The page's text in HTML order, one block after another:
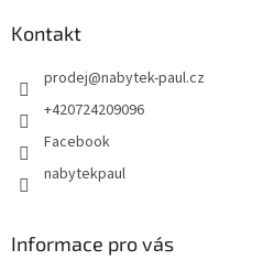
Kontakt
prodej@nabytek-paul.cz
+420724209096
Facebook
nabytekpaul
Informace pro vás